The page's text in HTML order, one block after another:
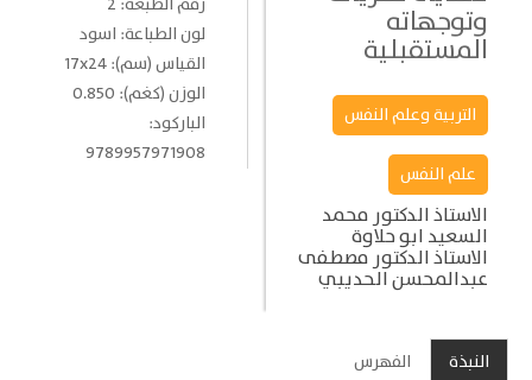
وتوجهاته
المستقبلية
التربية وعلم النفس
علم النفس
الاستاذ الدكتور محمد
السعيد ابو حلاوة
الاستاذ الدكتور مصطفى
عبدالمحسن الحديبي
لون الطباعة: اسود
القياس (سم): 17x24
الوزن (كغم): 0.850
الباركود:
9789957971908
النبذة الفهرس